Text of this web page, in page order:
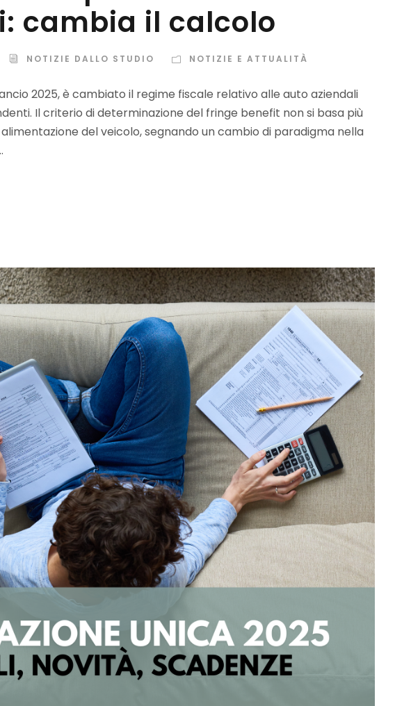
cambia il calcolo
NOTIZIE DALLO STUDIO NOTIZIE E ATTUALITÀ
2025, è cambiato il regime fiscale relativo alle auto aziendali
Il criterio di determinazione del fringe benefit non si basa più
alimentazione del veicolo, segnando un cambio di paradigma nella